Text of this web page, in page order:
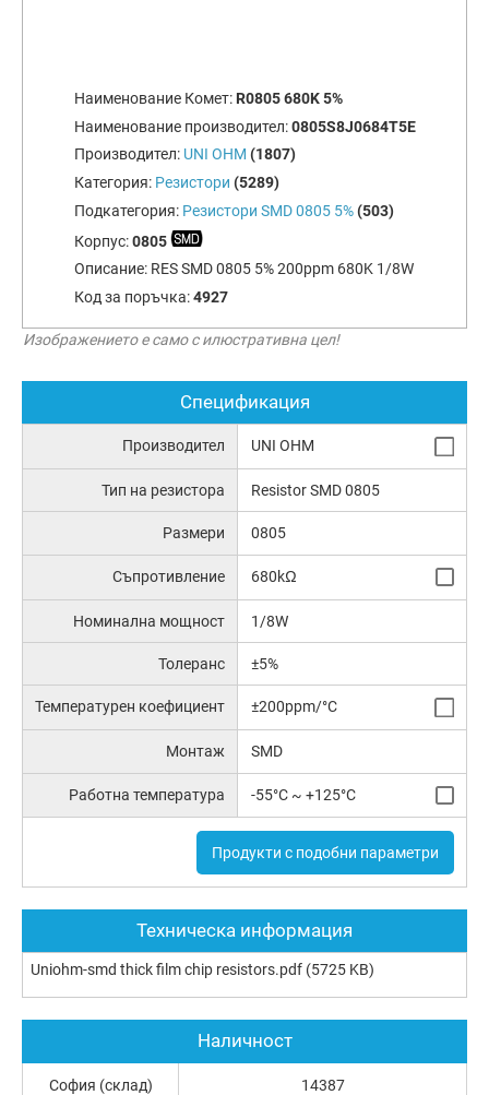
Наименование Комет: R0805 680K 5%
Наименование производител:0805S8J0684T5E
Производител: UNI OHM (1807)
Категория: Резистори (5289)
Подкатегория: Резистори SMD 0805 5% (503)
Корпус:0805
Описание: RES SMD 0805 5% 200ppm 680K 1/8W
Код за поръчка:4927
Изображението е само с илюстративна цел!
Спецификация
Производител UNI OHM
Тип на резистора Resistor SMD 0805
Размери 0805
Съпротивление 680kΩ
Номинална мощност 1/8W
Толеранс ±5%
Температурен коефициент ±200ppm/°C
Монтаж SMD
Работна температура -55°C ~ +125°C
Продукти с подобни параметри
Техническа информация
Uniohm-smd thick film chip resistors.pdf (5725 KB)
Наличност
София (склад) 14387